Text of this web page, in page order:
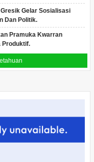
Gelar Sosialisasi
Dan Politik.
Pramuka Kwarran
Produktif.